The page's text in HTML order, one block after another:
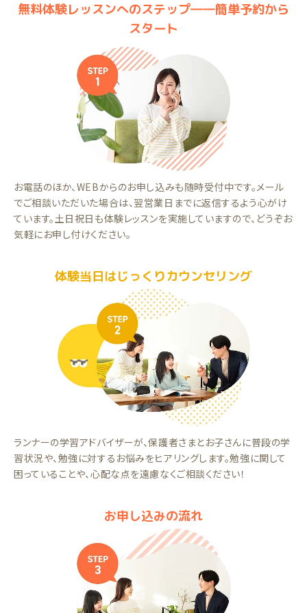
無料体験レッスンへのステップ――簡単予約から
スタート
お電話のほか、WEBからのお申し込みも随時受付中です。メール
でご相談いただいた場合は、翌営業日までに返信するよう心がけ
ています。土日祝日も体験レッスンを実施していますので、どうぞお
気軽にお申し付けください。
体験当日はじっくりカウンセリング
ランナーの学習アドバイザーが、保護者さまとお子さんに普段の学
習状況や、勉強に対するお悩みをヒアリングします。勉強に関して
困っていることや、心配な点を遠慮なくご相談ください！
お申し込みの流れ